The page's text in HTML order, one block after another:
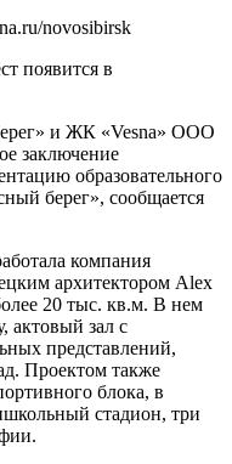
novosibirsk
и ЖК «Vesna» ООО
заключение
образовательного
берег», сообщается
компания
архитектором Alex
20 тыс. кв.м. В нем
актовый зал с
представлений,
Проектом также
блока, в
стадион, три